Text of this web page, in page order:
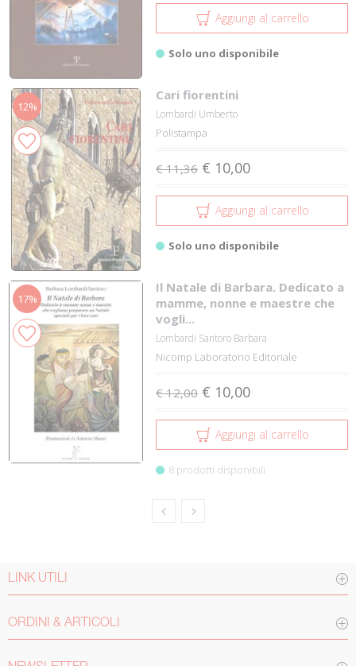
Aggiungi al carrello
Solo uno disponibile
12%
Cari fiorentini
Lombardi Umberto
Polistampa
€ 11,36 € 10,00
Aggiungi al carrello
Solo uno disponibile
17%
Il Natale di Barbara. Dedicato a
mamme, nonne e maestre che
vogli...
Lombardi Santoro Barbara
Nicomp Laboratorio Editoriale
€ 12,00 € 10,00
Aggiungi al carrello
8 prodotti disponibili
LINK UTILI
ORDINI & ARTICOLI